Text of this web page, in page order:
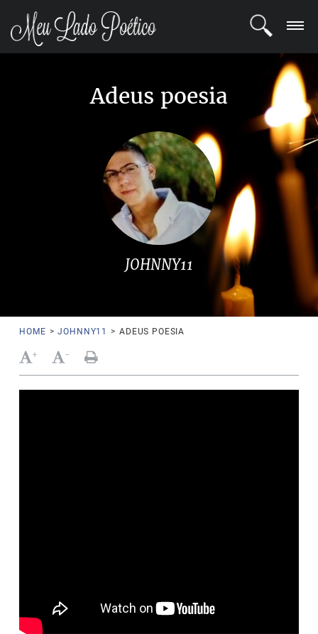
Adeus poesia
JOHNNY11
HOME > JOHNNY11 > ADEUS POESIA
+ -